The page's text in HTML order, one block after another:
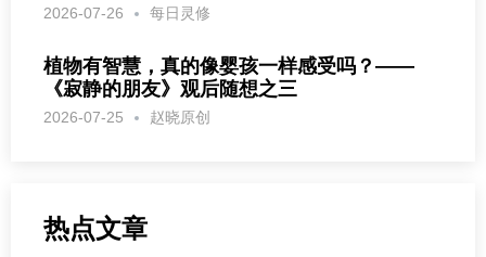
2026-07-26 每日灵修
植物有智慧，真的像婴孩一样感受吗？——
《寂静的朋友》观后随想之三
2026-07-25 赵晓原创
热点文章